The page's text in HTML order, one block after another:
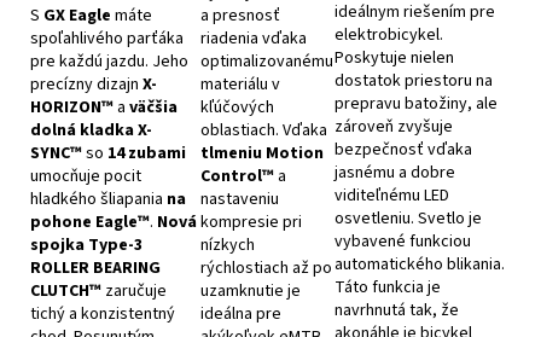
S GX Eagle máte
spoľahlivého parťáka
pre každú jazdu. Jeho
precízny dizajn X-
HORIZON™ a väčšia
dolná kladka X-
SYNC™so 14 zubami
umocňuje pocit
hladkého šliapania na
pohone Eagle™. Nová
spojka Type-3
ROLLER BEARING
CLUTCH™ zaručuje
tichý a konzistentný
a presnosť
riadenia vďaka
optimalizovanému
materiálu v
kľúčových
oblastiach. Vďaka
tlmeniu Motion
Control™ a
nastaveniu
kompresie pri
nízkych
rýchlostiach až po
uzamknutie je
ideálna pre
ideálnym riešením pre
elektrobicykel.
Poskytuje nielen
dostatok priestoru na
prepravu batožiny, ale
zároveň zvyšuje
bezpečnosť vďaka
jasnému a dobre
viditeľnému LED
osvetleniu. Svetlo je
vybavené funkciou
automatického blikania.
Táto funkcia je
navrhnutá tak, že